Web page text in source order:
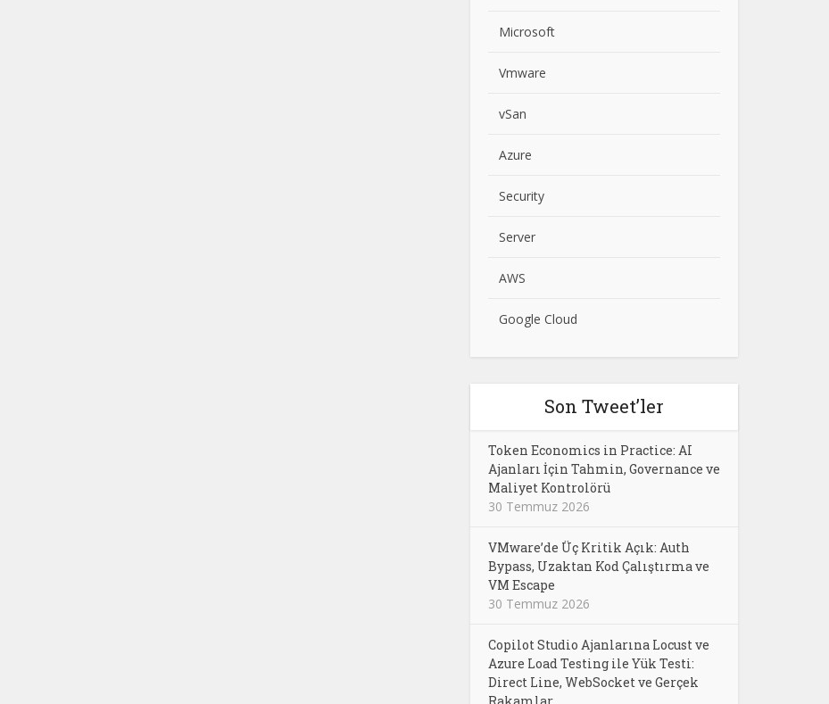
Microsoft
Vmware
vSan
Azure
Security
Server
AWS
Google Cloud
Son Tweet’ler
Token Economics in Practice: AI
Ajanları İçin Tahmin, Governance ve
Maliyet Kontrolörü
30 Temmuz 2026
VMware’de Üç Kritik Açık: Auth
Bypass, Uzaktan Kod Çalıştırma ve
VM Escape
30 Temmuz 2026
Copilot Studio Ajanlarına Locust ve
Azure Load Testing ile Yük Testi:
Direct Line, WebSocket ve Gerçek